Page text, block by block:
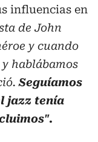
influencias en
de John
y cuando
hablábamos
Seguíamos
jazz tenía